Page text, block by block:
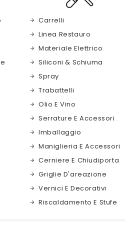
Carrelli
Linea Restauro
Materiale Elettrico
Siliconi & Schiuma
Spray
Trabattelli
Olio E Vino
Serrature E Accessori
Imballaggio
Maniglieria E Accessori
Cerniere E Chiudiporta
Griglie D'areazione
Vernici E Decorativi
Riscaldamento E Stufe